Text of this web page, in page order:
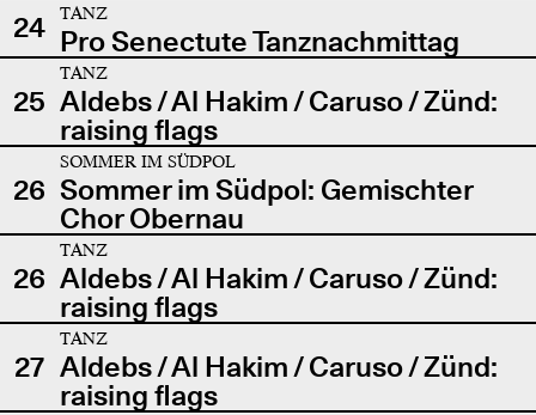
24
TANZ
Pro Senectute Tanznachmittag
25
TANZ
Aldebs / Al Hakim / Caruso / Zünd:
raising flags
26
SOMMER IM SÜDPOL
Sommer im Südpol: Gemischter
Chor Obernau
26
TANZ
Aldebs / Al Hakim / Caruso / Zünd:
raising flags
27
TANZ
Aldebs / Al Hakim / Caruso / Zünd:
raising flags